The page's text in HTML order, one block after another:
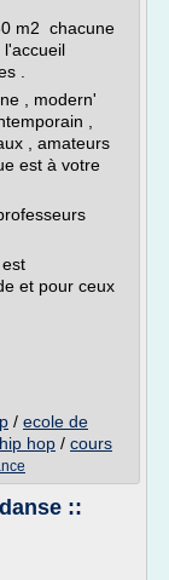
m2 chacune
l'accueil
.
, modern'
,
, amateurs
est à votre
et pour ceux
/ ecole de
hop / cours
::